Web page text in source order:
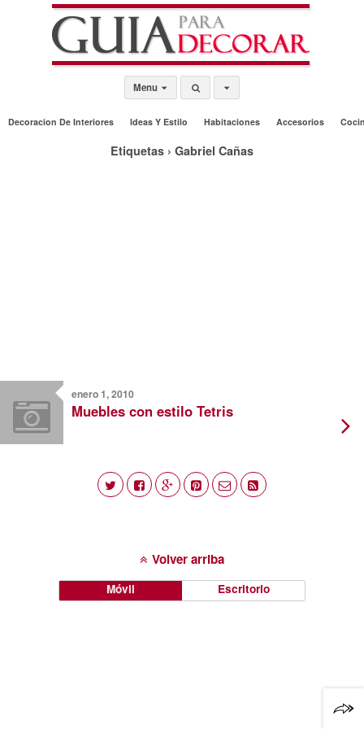
Menu
Decoracion De Interiores Ideas Y Estilo Habitaciones Accesorios
Etiquetas › Gabriel Cañas
enero 1, 2010
Muebles con estilo Tetris
Volver arriba
Móvil Escritorio